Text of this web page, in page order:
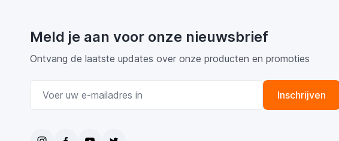
Meld je aan voor onze nieuwsbrief
Ontvang de laatste updates over onze producten en promoties
Inschrijven